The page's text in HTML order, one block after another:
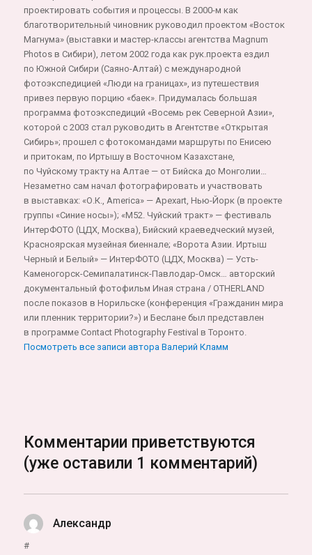
проектировать события и процессы. В 2000-м как
благотворительный чиновник руководил проектом «Восток
Магнума» (выставки и мастер-классы агентства Magnum
Photos в Сибири), летом 2002 года как рук.проекта ездил
по Южной Сибири (Саяно-Алтай) с международной
фотоэкспедицией «Люди на границах», из путешествия
привез первую порцию «баек». Придумалась большая
программа фотоэкспедиций «Восемь рек Северной Азии»,
которой с 2003 стал руководить в Агентстве «Открытая
Сибирь»; прошел с фотокомандами маршруты по Енисею
и притокам, по Иртышу в Восточном Казахстане,
по Чуйскому тракту на Алтае — от Бийска до Монголии…
Незаметно сам начал фотографировать и участвовать
в выставках: «О.К., America» — Apexart, Нью-Йорк (в проекте
группы «Синие носы»); «М52. Чуйский тракт» — фестиваль
ИнтерФОТО (ЦДХ, Москва), Бийский краеведческий музей,
Красноярская музейная биеннале; «Ворота Азии. Иртыш
Черный и Белый» — ИнтерФОТО (ЦДХ, Москва) — Усть-
Каменогорск-Семипалатинск-Павлодар-Омск… авторский
документальный фотофильм Иная страна / OTHERLAND
после показов в Норильске (конференция «Гражданин мира
или пленник территории?») и Беслане был представлен
в программе Contact Photography Festival в Торонто.
Посмотреть все записи автора Валерий Кламм
Комментарии приветствуются
(уже оставили 1 комментарий)
Александр
#